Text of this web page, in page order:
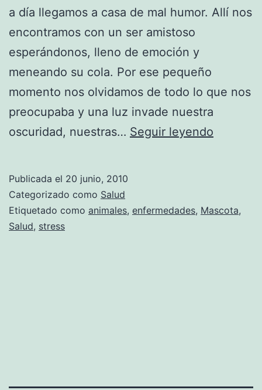
a día llegamos a casa de mal humor. Allí nos
encontramos con un ser amistoso
esperándonos, lleno de emoción y
meneando su cola. Por ese pequeño
momento nos olvidamos de todo lo que nos
preocupaba y una luz invade nuestra
oscuridad, nuestras… Seguir leyendo
una
Publicada el 20 junio, 2010
Categorizado como Salud
Etiquetado como animales, enfermedades, Mascota,
Salud, stress